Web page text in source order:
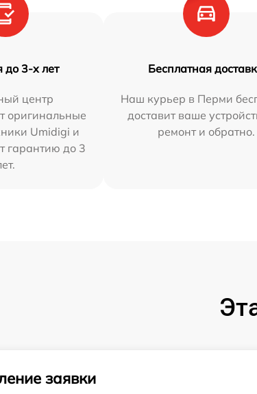
до 3-х лет
центр
оригинальные
Umidigi и
гарантию до 3
Бесплатная
Наш курьер в Перми
доставит ваше
ремонт и обратно.
заявки